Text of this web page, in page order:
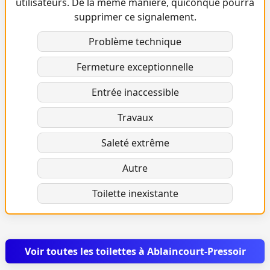
supprimer ce signalement.
Problème technique
Fermeture exceptionnelle
Entrée inaccessible
Travaux
Saleté extrême
Autre
Toilette inexistante
Voir toutes les toilettes à Ablaincourt-Pressoir